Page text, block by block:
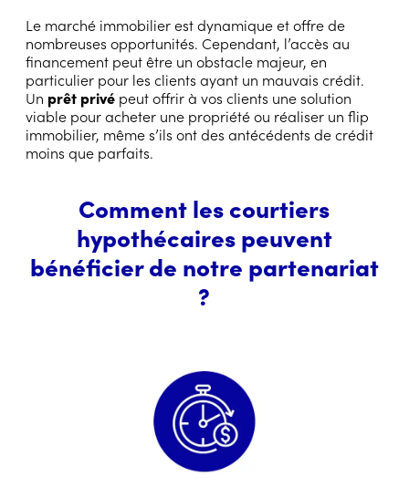
Le marché immobilier est dynamique et offre de
nombreuses opportunités. Cependant, l’accès au
financement peut être un obstacle majeur, en
particulier pour les clients ayant un mauvais crédit.
Un prêt privé peut offrir à vos clients une solution
viable pour acheter une propriété ou réaliser un flip
immobilier, même s’ils ont des antécédents de crédit
moins que parfaits.
Comment les courtiers
hypothécaires peuvent
bénéficier de notre partenariat
?